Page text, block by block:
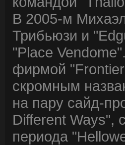
В 2005-м
Трибьюзи и
"Place
фирмой
скромным
на пару сайд-
Different Ways",
периода